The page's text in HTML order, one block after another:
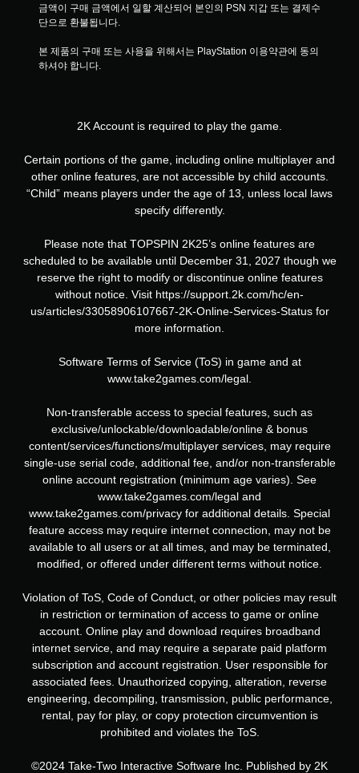
금액이 구매 금액에서 일할 계산되어 본인의 PSN 지갑 또는 결제수
단으로 환불됩니다.
본 제품의 구매 또는 사용을 위해서는 PlayStation 이용약관에 동의
하셔야 합니다.
2K Account is required to play the game.
Certain portions of the game, including online multiplayer and
other online features, are not accessible by child accounts.
“Child” means players under the age of 13, unless local laws
specify differently.
Please note that TOPSPIN 2K25’s online features are
scheduled to be available until December 31, 2027 though we
reserve the right to modify or discontinue online features
without notice. Visit https://support.2k.com/hc/en-
us/articles/33058906107667-2K-Online-Services-Status for
more information.
Software Terms of Service (ToS) in game and at
www.take2games.com/legal.
Non-transferable access to special features, such as
exclusive/unlockable/downloadable/online & bonus
content/services/functions/multiplayer services, may require
single-use serial code, additional fee, and/or non-transferable
online account registration (minimum age varies). See
www.take2games.com/legal and
www.take2games.com/privacy for additional details. Special
feature access may require internet connection, may not be
available to all users or at all times, and may be terminated,
modified, or offered under different terms without notice.
Violation of ToS, Code of Conduct, or other policies may result
in restriction or termination of access to game or online
account. Online play and download requires broadband
internet service, and may require a separate paid platform
subscription and account registration. User responsible for
associated fees. Unauthorized copying, alteration, reverse
engineering, decompiling, transmission, public performance,
rental, pay for play, or copy protection circumvention is
prohibited and violates the ToS.
©2024 Take-Two Interactive Software Inc. Published by 2K